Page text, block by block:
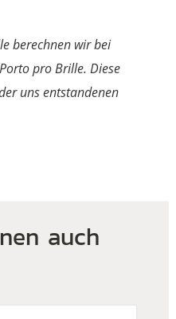
berechnen wir bei
pro Brille. Diese
uns entstandenen
auch